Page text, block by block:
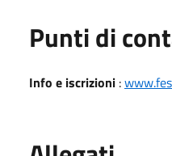
Punti di
Info e iscrizioni :